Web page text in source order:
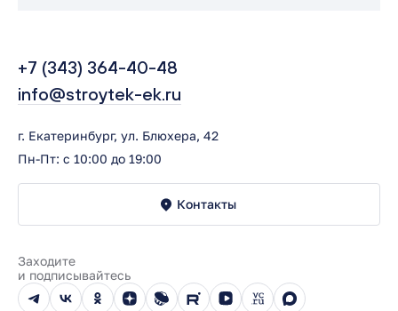
+7 (343) 364-40-48
info@stroytek-ek.ru
г. Екатеринбург, ул. Блюхера, 42
Пн-Пт: с 10:00 до 19:00
Контакты
Заходите
и подписывайтесь